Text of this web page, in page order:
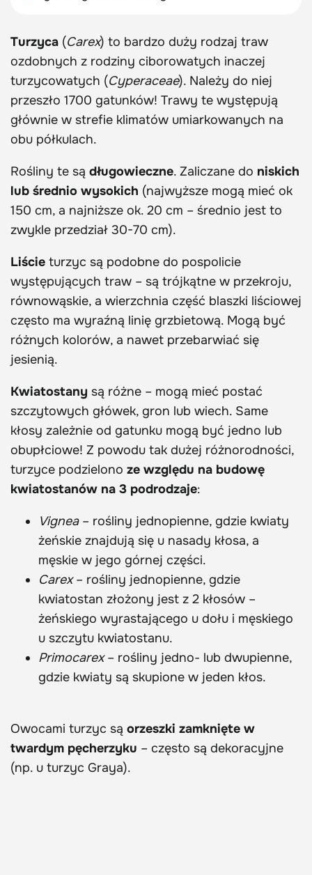
Turzyca (Carex) to bardzo duży rodzaj traw
ozdobnych z rodziny ciborowatych inaczej
turzycowatych (Cyperaceae). Należy do niej
przeszło 1700 gatunków! Trawy te występują
głównie w strefie klimatów umiarkowanych na
obu półkulach.
Rośliny te są długowieczne. Zaliczane do niskich
lub średnio wysokich (najwyższe mogą mieć ok
150 cm, a najniższe ok. 20 cm – średnio jest to
zwykle przedział 30-70 cm).
Liście turzyc są podobne do pospolicie
występujących traw – są trójkątne w przekroju,
równowąskie, a wierzchnia część blaszki liściowej
często ma wyraźną linię grzbietową. Mogą być
różnych kolorów, a nawet przebarwiać się
jesienią.
Kwiatostany są różne – mogą mieć postać
szczytowych główek, gron lub wiech. Same
kłosy zależnie od gatunku mogą być jedno lub
obupłciowe! Z powodu tak dużej różnorodności,
turzyce podzielono ze względu na budowę
kwiatostanów na 3 podrodzaje:
Vignea– rośliny jednopienne, gdzie kwiaty
żeńskie znajdują się u nasady kłosa, a
męskie w jego górnej części.
Carex– rośliny jednopienne, gdzie
kwiatostan złożony jest z 2 kłosów –
żeńskiego wyrastającego u dołu i męskiego
u szczytu kwiatostanu.
Primocarex– rośliny jedno- lub dwupienne,
gdzie kwiaty są skupione w jeden kłos.
Owocami turzyc są orzeszki zamknięte w
twardym pęcherzyku – często są dekoracyjne
(np. u turzyc Graya).